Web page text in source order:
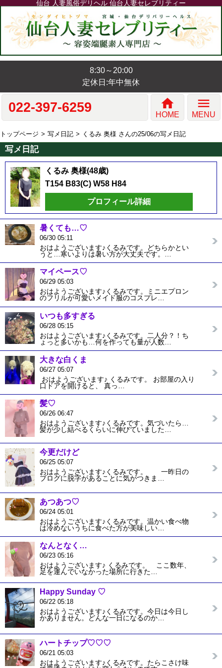
仙台 人妻風俗デリヘル 仙台人妻セレブリティー
8:30～20:00
定休日:年中無休
022-397-6259 home
HOME
menu
MENU
トップページ 写メ日記 くるみ 奥様 さんの25/06の写メ日記
写メ日記
くるみ 奥様(48歳)
T154 B83(C) W58 H84
プロフィール詳細
暑くても…♡
06/30 05:11
おはようございます♪くるみです。どちらかとい
うと…寒いよりは暑い方が大丈夫です。…
マイペース♡
06/29 05:03
おはようございます♪くるみです。ミニエプロン
のフリルが可愛いメイド服のコスプレ…
いつも多すぎる
06/28 05:15
おはようございます♪くるみです。二人分？！ち
ょっと多いかも…何を作っても量が人数…
大きな白くま
06/27 05:07
おはようございます♪ くるみです。 お部屋の入り
口ドアを開けると、 真っ…
髪♡
06/26 06:47
おはようございます♪くるみです。気づいたら…
髪が少し結べるくらいに伸びていました…
今更だけど
06/25 05:07
おはようございます♪くるみです。 一昨日の
ブログに脱字があることに気がつきま…
あつあつ♡
06/24 05:01
おはようございます♪くるみです。温かい食べ物
は冷めないうちに食べた方が美味しい…
なんとなく…
06/23 05:16
おはようございます♪ くるみです。 ここ数年、
足を運んでいなかった場所に行きた…
Happy Sunday ♡
06/22 05:18
おはようございます♪くるみです。今日は今日し
かありません。どんな一日になるのか…
ハートチップ♡♡♡
06/21 05:03
おはようございます♪くるみです。たらこさけ味